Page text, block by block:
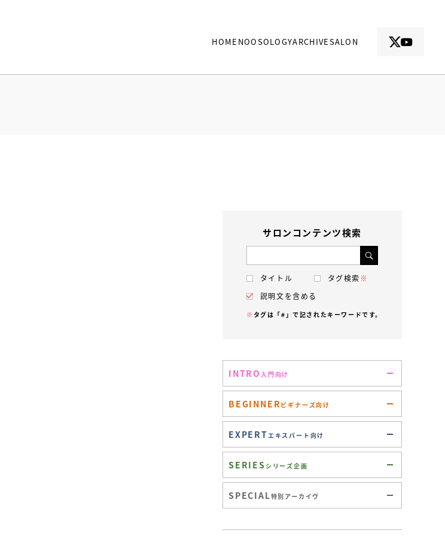
HOME NOOSOLOGYARCHIVESALON
サロンコンテンツ検索
タイトル タグ検索※
説明文を含める
※ タグは「#」で記されたキーワードです。
INTRO 入門向け
BEGINNER ビギナーズ向け
EXPERTエキスパート向け
SERIES シリーズ企画
SPECIAL特別アーカイヴ